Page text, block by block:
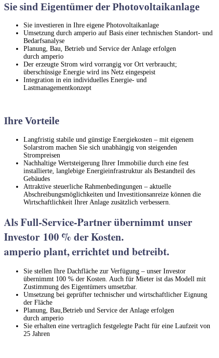
Sie sind Eigentümer der Photovoltaikanlage
Sie investieren in Ihre eigene Photovoltaikanlage
Umsetzung durch amperio auf Basis einer technischen Standort- und
Bedarfsanalyse
Planung, Bau, Betrieb und Service der Anlage erfolgen
durch amperio
Der erzeugte Strom wird vorrangig vor Ort verbraucht;
überschüssige Energie wird ins Netz eingespeist
Integration in ein individuelles Energie- und
Lastmanagementkonzept
Ihre Vorteile
Langfristig stabile und günstige Energiekosten – mit eigenem
Solarstrom machen Sie sich unabhängig von steigenden
Strompreisen
Nachhaltige Wertsteigerung Ihrer Immobilie durch eine fest
installierte, langlebige Energieinfrastruktur als Bestandteil des
Gebäudes
Attraktive steuerliche Rahmenbedingungen – aktuelle
Abschreibungsmöglichkeiten und Investitionsanreize können die
Wirtschaftlichkeit Ihrer Anlage zusätzlich verbessern.
Als Full-Service-Partner übernimmt unser
Investor 100 % der Kosten.
amperio plant, errichtet und betreibt.
Sie stellen Ihre Dachfläche zur Verfügung – unser Investor
übernimmt 100 % der Kosten. Auch für Mieter ist das Modell mit
Zustimmung des Eigentümers umsetzbar.
Umsetzung bei geprüfter technischer und wirtschaftlicher Eignung
der Fläche
Planung, Bau,Betrieb und Service der Anlage erfolgen
durch amperio
Sie erhalten eine vertraglich festgelegte Pacht für eine Laufzeit von
25 Jahren